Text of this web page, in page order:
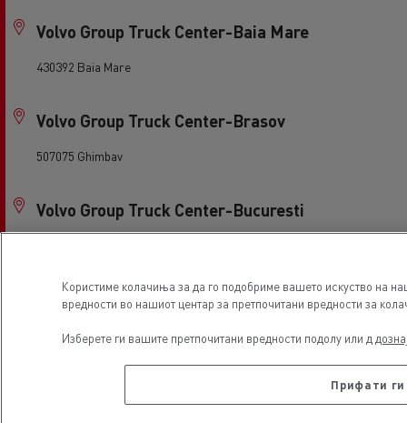
Volvo Group Truck Center-Baia Mare
430392 Baia Mare
Volvo Group Truck Center-Brasov
507075 Ghimbav
Volvo Group Truck Center-Bucuresti
Volvo Group Truck Center-Cluj
407310 Gilau
Користиме колачиња за да го подобриме вашето искуство на
вредности во нашиот центар за претпочитани вредности за
Изберете ги вашите претпочитани вредности подолу или д
Прифати